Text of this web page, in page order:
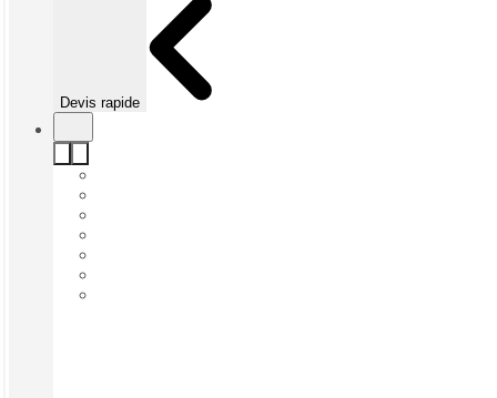
Devis rapide